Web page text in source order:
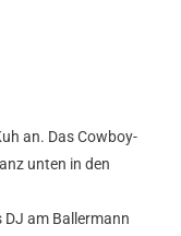
an. Das Cowboy-
unten in den
DJ am Ballermann